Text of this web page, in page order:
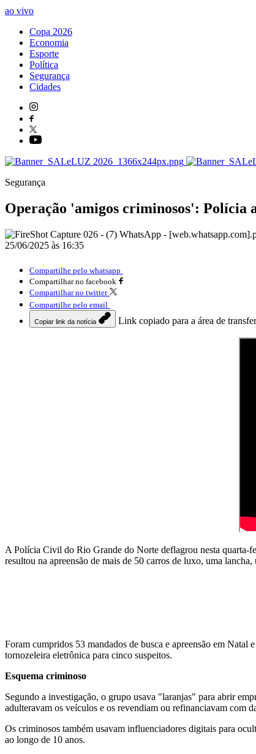
ao vivo
Copa 2026
Economia
Esporte
Política
Segurança
Cidades
Segurança
Operação 'amigos criminosos': Polícia
25/06/2025 às 16:35
Compartilhe pelo whatsapp
Compartilhar no facebook
Compartilhar no twitter
Compartilhe pelo email
Copiar link da notícia Link copiado para a área de
A Polícia Civil do Rio Grande do Norte deflagrou nesta quarta-
resultou na apreensão de mais de 50 carros de luxo, uma
Foram cumpridos 53 mandados de busca e apreensão em
tornozeleira eletrônica para cinco suspeitos.
Esquema criminoso
Segundo a investigação, o grupo usava "laranjas" para abrir
adulteravam os veículos e os revendiam ou refinanciavam com
Os criminosos também usavam influenciadores digitais para
ao longo de 10 anos.